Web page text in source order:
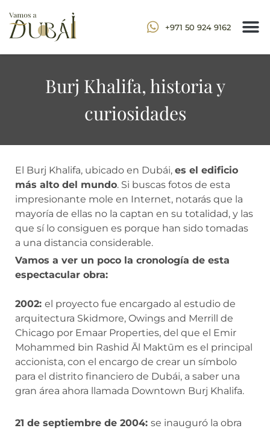
+971 50 924 9162
Burj Khalifa, historia y
curiosidades
El Burj Khalifa, ubicado en Dubái, es el edificio
más alto del mundo. Si buscas fotos de esta
impresionante mole en Internet, notarás que la
mayoría de ellas no la captan en su totalidad, y las
que sí lo consiguen es porque han sido tomadas
a una distancia considerable.
Vamos a ver un poco la cronología de esta
espectacular obra:
2002: el proyecto fue encargado al estudio de
arquitectura Skidmore, Owings and Merrill de
Chicago por Emaar Properties, del que el Emir
Mohammed bin Rashid Āl Maktūm es el principal
accionista, con el encargo de crear un símbolo
para el distrito financiero de Dubái, a saber una
gran área ahora llamada Downtown Burj Khalifa.
21 de septiembre de 2004: se inauguró la obra